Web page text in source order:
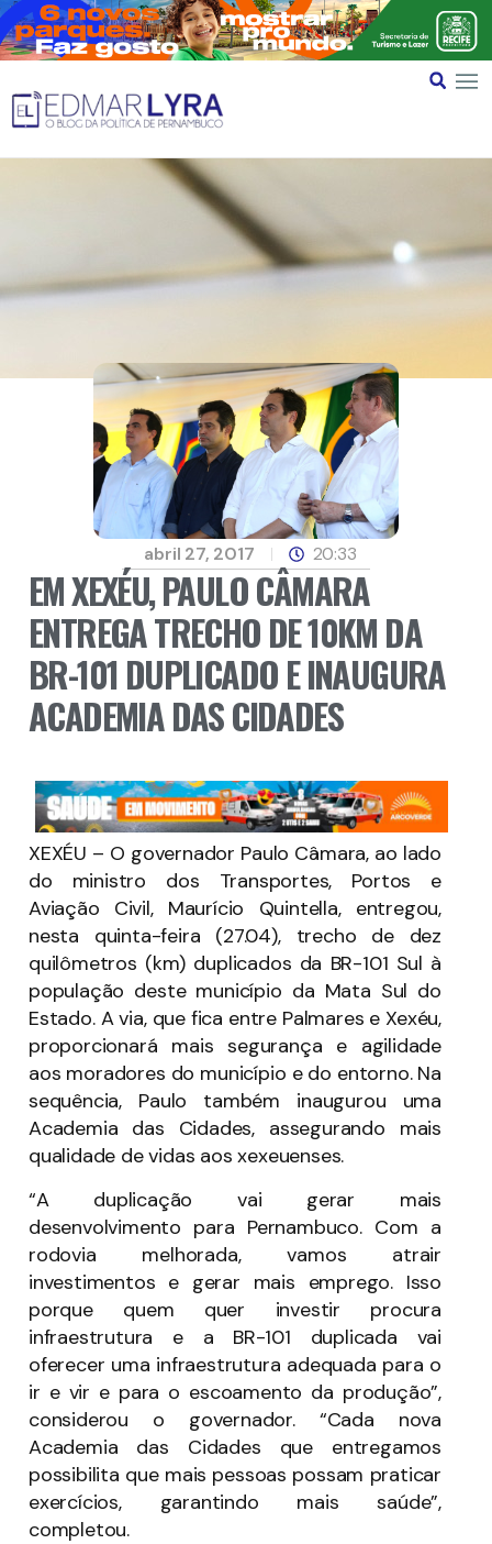
abril 27, 2017 20:33
EM XEXÉU, PAULO CÂMARA
ENTREGA TRECHO DE 10KM DA
BR-101 DUPLICADO E INAUGURA
ACADEMIA DAS CIDADES
XEXÉU – O governador Paulo Câmara, ao lado
do ministro dos Transportes, Portos e
Aviação Civil, Maurício Quintella, entregou,
nesta quinta-feira (27.04), trecho de dez
quilômetros (km) duplicados da BR-101 Sul à
população deste município da Mata Sul do
Estado. A via, que fica entre Palmares e Xexéu,
proporcionará mais segurança e agilidade
aos moradores do município e do entorno. Na
sequência, Paulo também inaugurou uma
Academia das Cidades, assegurando mais
qualidade de vidas aos xexeuenses.
“A duplicação vai gerar mais
desenvolvimento para Pernambuco. Com a
rodovia melhorada, vamos atrair
investimentos e gerar mais emprego. Isso
porque quem quer investir procura
infraestrutura e a BR-101 duplicada vai
oferecer uma infraestrutura adequada para o
ir e vir e para o escoamento da produção”,
considerou o governador. “Cada nova
Academia das Cidades que entregamos
possibilita que mais pessoas possam praticar
exercícios, garantindo mais saúde”,
completou.